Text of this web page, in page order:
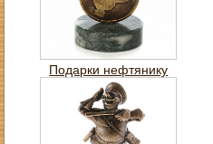
Подарки нефтянику